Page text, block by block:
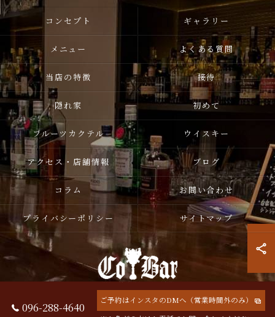
096-288-4640 ご予約はインスタのDMへ（営業時間外のみ）
コンセプト ギャラリー
メニュー よくある質問
当店の特徴 接待
隠れ家 初めて
フルーツカクテル ウイスキー
アクセス・店舗情報 ブログ
コラム お問い合わせ
プライバシーポリシー サイトマップ